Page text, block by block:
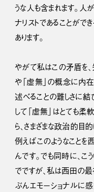
うな人も含まれます。
ナリストであることがで
あります。
やがて私はこの矛盾を、
や「虚無」の概念に内
述べることの難しさに結
して「虚無」はとても柔
ら、さまざまな政治的目
例えばこのようなこと
んです。でも同時に、こ
でですが、私は西田の
ぶんエモーショナルに